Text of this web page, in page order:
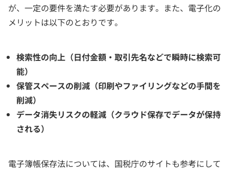
が、一定の要件を満たす必要があります。また、電子化の
メリットは以下のとおりです。
検索性の向上（日付金額・取引先名などで瞬時に検索可
能）
保管スペースの削減（印刷やファイリングなどの手間を
削減）
データ消失リスクの軽減（クラウド保存でデータが保持
される）
電子簿帳保存法については、国税庁のサイトも参考にして